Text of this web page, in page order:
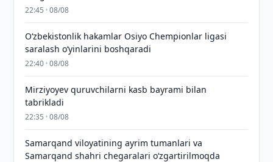
22:45 · 08/08
O‘zbekistonlik hakamlar Osiyo Chempionlar ligasi
saralash o‘yinlarini boshqaradi
22:40 · 08/08
Mirziyoyev quruvchilarni kasb bayrami bilan
tabrikladi
22:35 · 08/08
Samarqand viloyatining ayrim tumanlari va
Samarqand shahri chegaralari oʻzgartirilmoqda